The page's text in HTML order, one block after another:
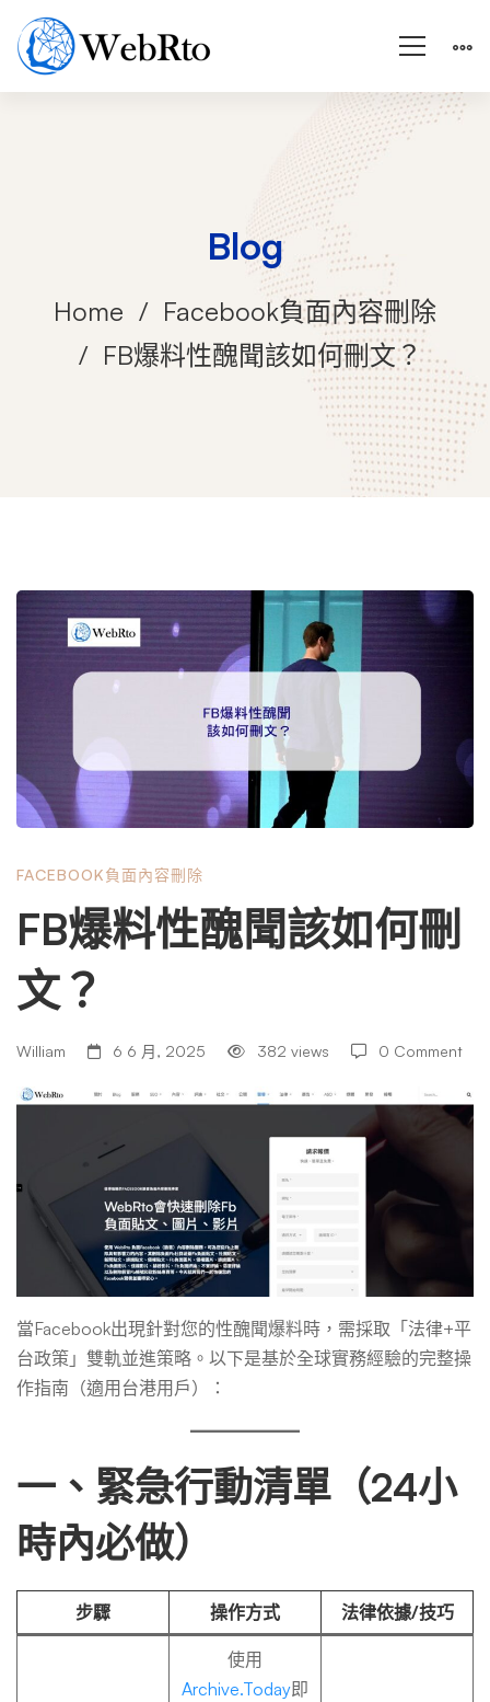
Blog
Home
Facebook負面內容刪除
FB爆料性醜聞該如何刪文？
FB
料
性
醜
聞
該
何
刪
文？
FACEBOOK負面內容刪除
FB爆料性醜聞該如何刪
文？
William 6 6 月, 2025 382 views 0 Comment
當Facebook出現針對您的性醜聞爆料時，需採取「法律+平
台政策」雙軌並進策略。以下是基於全球實務經驗的完整操
作指南（適用台港用戶）：
一、緊急行動清單（24小
時內必做）
步驟 操作方式 法律依據/技巧
使用
Archive.Today即